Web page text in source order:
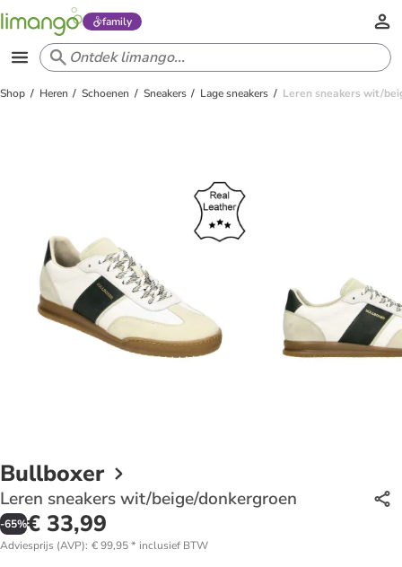
family
Shop Heren Schoenen Sneakers Lage sneakers Leren sneakers wit/
Bullboxer
Leren sneakers wit/beige/donkergroen
-65%€ 33,99
Adviesprijs (AVP): € 99,95* inclusief BTW